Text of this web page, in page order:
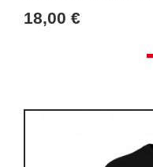
18,00 €